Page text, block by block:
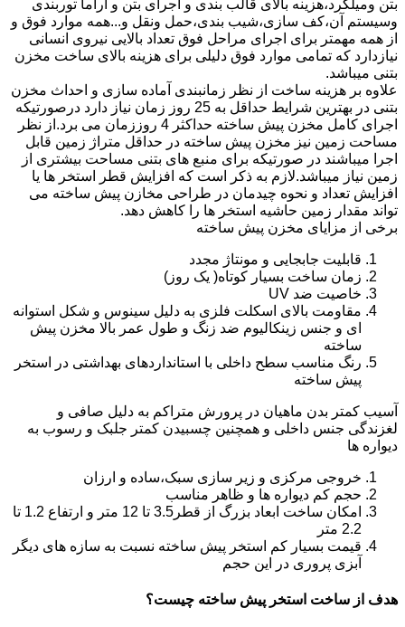
بتن ومیلگرد،هزینه بالای قالب بندی و اجرای بتن و آراما توربندی
وسیستم آن،کف سازی،شیب بندی،حمل ونقل و...همه موارد فوق و
از همه مهمتر برای اجرای مراحل فوق تعداد بالایی نیروی انسانی
نیازدارد که تمامی موارد فوق دلیلی برای هزینه بالای ساخت مخزن
بتنی میباشد.
علاوه بر هزینه ساخت از نظر زمانبندی آماده سازی و احداث مخزن
بتنی در بهترین شرایط حداقل به 25 روز زمان نیاز دارد درصورتیکه
اجرای کامل مخزن پیش ساخته حداکثر 4 روززمان می برد.از نظر
مساحت زمین نیز مخزن پیش ساخته در حداقل متراژ زمین قابل
اجرا میباشند در صورتیکه برای منبع های بتنی مساحت بیشتری از
زمین نیاز میباشد.لازم به ذکر است که افزایش قطر استخر ها یا
افزایش تعداد و نحوه چیدمان در طراحی مخازن پیش ساخته می
تواند مقدار زمین حاشیه استخر ها را کاهش دهد.
برخی از مزایای مخزن پیش ساخته
قابلیت جابجایی و مونتاژ مجدد
زمان ساخت بسیار کوتاه( یک روز)
خاصیت ضد UV
مقاومت بالای اسکلت فلزی به دلیل سینوس و شکل استوانه
ای و جنس زینکالیوم ضد زنگ و طول عمر بالا مخزن پیش
ساخته
رنگ مناسب سطح داخلی با استانداردهای بهداشتی در استخر
پیش ساخته
آسیب کمتر بدن ماهیان در پرورش متراکم به دلیل صافی و
لغزندگی جنس داخلی و همچنین چسبیدن کمتر جلبک و رسوب به
دیواره ها
خروجی مرکزی و زیر سازی سبک،ساده و ارزان
حجم کم دیواره ها و ظاهر مناسب
امکان ساخت ابعاد بزرگ از قطر3.5 تا 12 متر و ارتفاع 1.2 تا
2.2 متر
قیمت بسیار کم استخر پیش ساخته نسبت به سازه های دیگر
آبزی پروری در این حجم
هدف از ساخت استخر پیش ساخته چیست؟